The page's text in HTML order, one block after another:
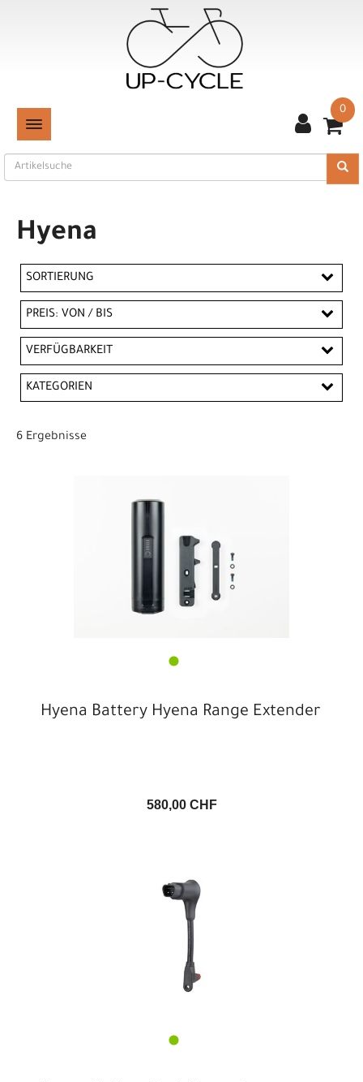
TOGGLE NAVIGATION
0
Hyena
SORTIERUNG
PREIS: VON / BIS
CHF
VERFÜGBARKEIT
KATEGORIEN
6 Ergebnisse
Hyena Battery Hyena Range Extender
580,00 CHF